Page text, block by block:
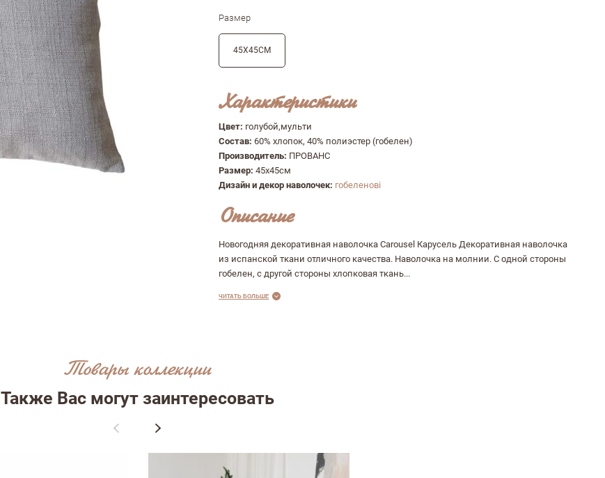
Размер
45Х45СМ
Характеристики
Цвет: голубой,мульти
Состав:60% хлопок, 40% полиэстер (гобелен)
Производитель: ПРОВАНС
Размер:45х45см
Дизайн и декор наволочек: гобеленові
Описание
Новогодняя декоративная наволочка Carousel Карусель Декоративная наволочка
из испанской ткани отличного качества. Наволочка на молнии. С одной стороны
гобелен, с другой стороны хлопковая ткань...
ЧИТАТЬ БОЛЬШЕ
Товары коллекции
Также Вас могут заинтересовать